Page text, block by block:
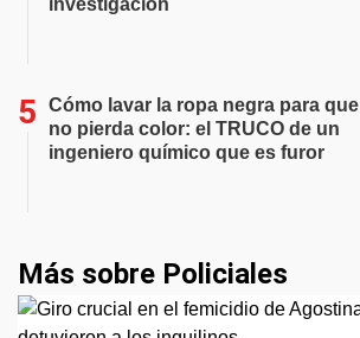
investigación
Cómo lavar la ropa negra para que
no pierda color: el TRUCO de un
ingeniero químico que es furor
Más sobre Policiales